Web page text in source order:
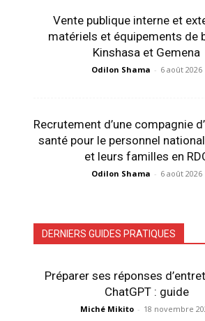
Vente publique interne et
matériels et équipements de
Kinshasa et Gemena
Odilon Shama - 6 août 2026
Recrutement d’une compagnie
santé pour le personnel
et leurs familles en
Odilon Shama - 6 août 2026
DERNIERS GUIDES PRATIQUES
Préparer ses réponses
ChatGPT : guide
Miché Mikito - 18 novembre